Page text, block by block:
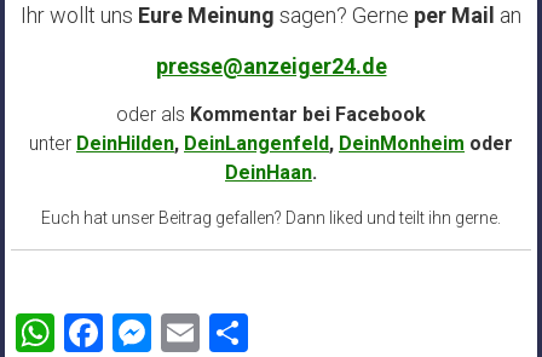
Ihr wollt uns Eure Meinung sagen? Gerne per Mail an
presse@anzeiger24.de
oder als Kommentar bei Facebook
unter DeinHilden, DeinLangenfeld, DeinMonheim oder
DeinHaan.
Euch hat unser Beitrag gefallen? Dann liked und teilt ihn gerne.
WhatsApp
Facebook
Messenger
EmailTeilen